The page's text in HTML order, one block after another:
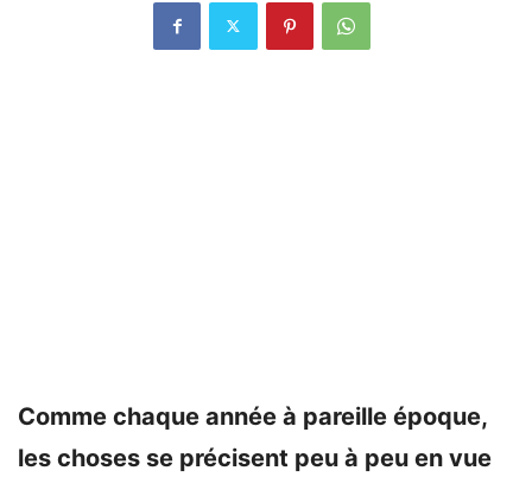
Comme chaque année à pareille époque,
les choses se précisent peu à peu en vue